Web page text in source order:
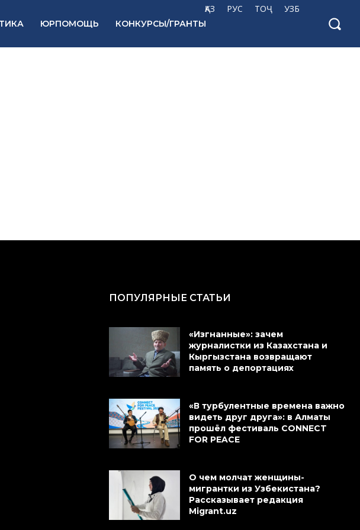
ҚАЗ РУС ТОҶ УЗБ
ЮРПОМОЩЬ КОНКУРСЫ/ГРАНТЫ
ПОПУЛЯРНЫЕ СТАТЬИ
«Изгнанные»: зачем
журналистки из Казахстана и
Кыргызстана возвращают
память о депортациях
«В турбулентные времена важно
видеть друг друга»: в Алматы
прошёл фестиваль CONNECT
FOR PEACE
О чем молчат женщины-
мигрантки из Узбекистана?
Рассказывает редакция
Migrant.uz